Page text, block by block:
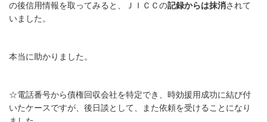
の後信用情報を取ってみると、ＪＩＣＣの記録からは抹消されて
いました。
本当に助かりました。
☆電話番号から債権回収会社を特定でき、時効援用成功に結び付
いたケースですが、後日談として、また依頼を受けることになり